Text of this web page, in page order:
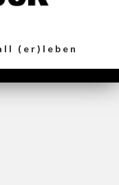
(er)leben